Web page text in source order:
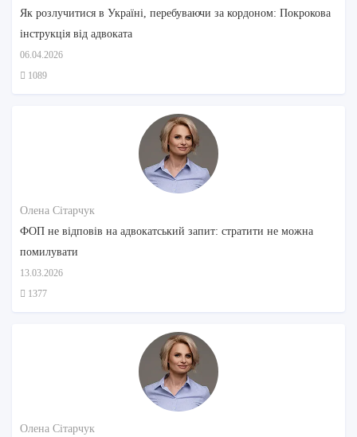
Як розлучитися в Україні, перебуваючи за кордоном: Покрокова
інструкція від адвоката
06.04.2026
1089
Олена Сітарчук
ФОП не відповів на адвокатський запит: стратити не можна
помилувати
13.03.2026
1377
Олена Сітарчук